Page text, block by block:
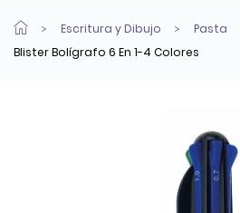
Escritura y Dibujo
Pasta
Blister Bolígrafo 6 En 1-4 Colores